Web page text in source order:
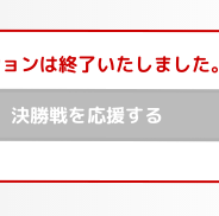
ンは終了いたしました。
決勝戦を応援する